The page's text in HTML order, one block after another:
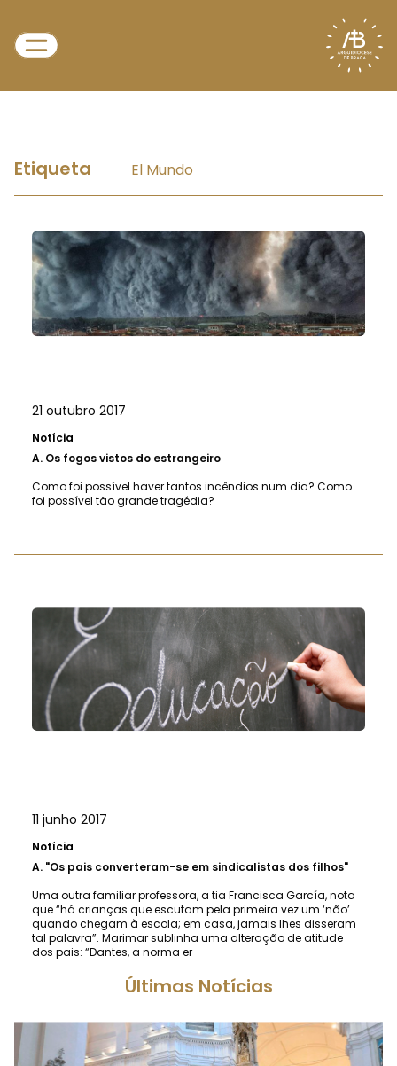
Etiqueta El Mundo
21 outubro 2017
Notícia
A. Os fogos vistos do estrangeiro
Como foi possível haver tantos incêndios num dia? Como
foi possível tão grande tragédia?
11 junho 2017
Notícia
A. "Os pais converteram-se em sindicalistas dos filhos"
Uma outra familiar professora, a tia Francisca García, nota
que “há crianças que escutam pela primeira vez um ‘não’
quando chegam à escola; em casa, jamais lhes disseram
tal palavra”. Marimar sublinha uma alteração de atitude
dos pais: “Dantes, a norma er
Últimas Notícias